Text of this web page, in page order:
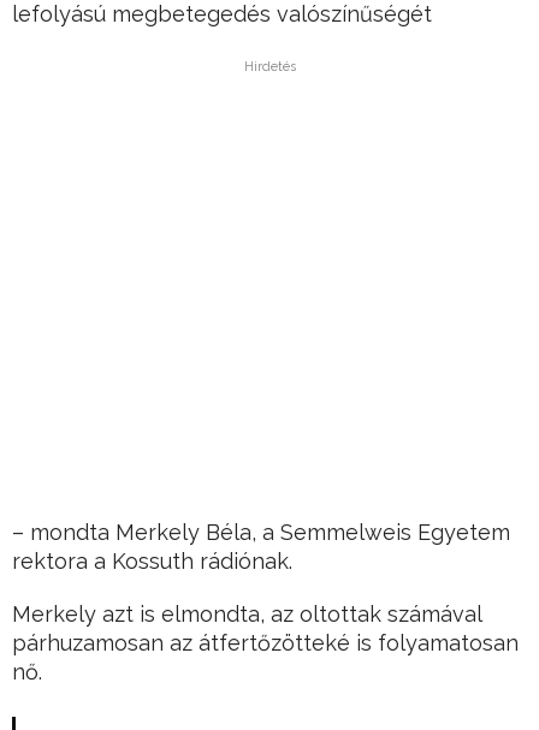
lefolyású megbetegedés valószínűségét
Hirdetés
– mondta Merkely Béla, a Semmelweis Egyetem
rektora a Kossuth rádiónak.
Merkely azt is elmondta, az oltottak számával
párhuzamosan az átfertőzötteké is folyamatosan
nő.